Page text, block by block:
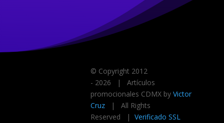
© Copyright 2012
- 2026 | Artículos
promocionales CDMX by Victor
Cruz| All Rights
Reserved | Verificado SSL